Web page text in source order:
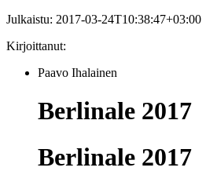
Julkaistu: 2017-03-24T10:38:47+03:00
Kirjoittanut:
Paavo Ihalainen
Berlinale 2017
Berlinale 2017